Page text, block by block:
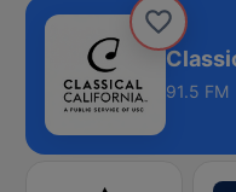
91.5 FM